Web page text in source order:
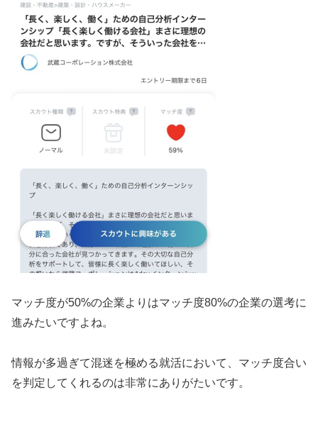
マッチ度が50%の企業よりはマッチ度80%の企業の選考に
進みたいですよね。
情報が多過ぎて混迷を極める就活において、マッチ度合い
を判定してくれるのは非常にありがたいです。